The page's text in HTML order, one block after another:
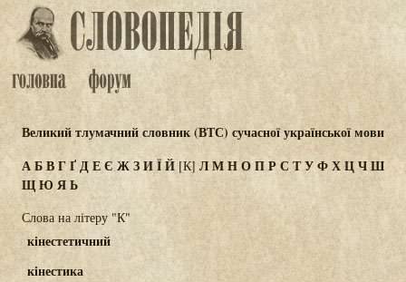
Великий тлумачний словник (ВТС) сучасної української мови
АБВГҐДЕЄ ЖЗИЇЙ [К] ЛМНОПРСТУФХЦЧШ
ЩЮ ЯЬ
Слова на літеру "К"
кінестетичний
кінестика